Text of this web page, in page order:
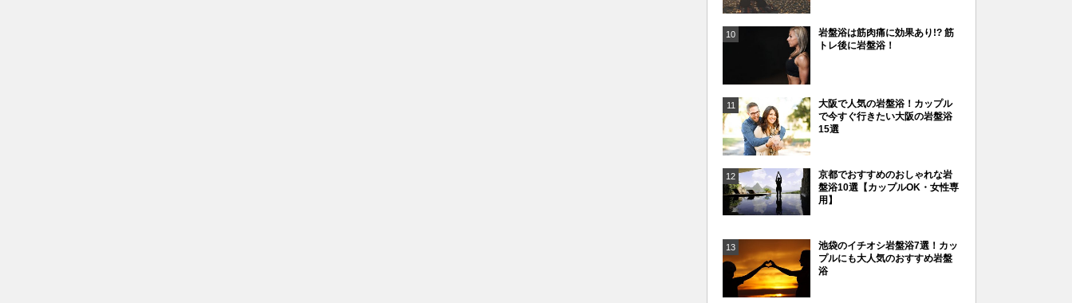
10
岩盤浴は筋肉痛に効果あり!? 筋
トレ後に岩盤浴！
11
大阪で人気の岩盤浴！カップル
で今すぐ行きたい大阪の岩盤浴
15選
12
京都でおすすめのおしゃれな岩
盤浴10選【カップルOK・女性専
用】
13
池袋のイチオシ岩盤浴7選！カッ
プルにも大人気のおすすめ岩盤
浴